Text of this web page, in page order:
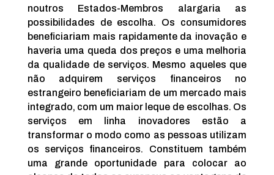
noutros Estados-Membros alargaria as
possibilidades de escolha. Os consumidores
beneficiariam mais rapidamente da inovação e
haveria uma queda dos preços e uma melhoria
da qualidade de serviços. Mesmo aqueles que
não adquirem serviços financeiros no
estrangeiro beneficiariam de um mercado mais
integrado, com um maior leque de escolhas. Os
serviços em linha inovadores estão a
transformar o modo como as pessoas utilizam
os serviços financeiros. Constituem também
uma grande oportunidade para colocar ao